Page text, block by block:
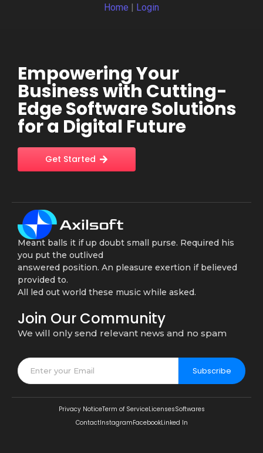
Home
Login
Empowering Your
Business with Cutting-
Edge Software Solutions
for a Digital Future
Get Started
Meant balls it if up doubt small purse. Required his
you put the outlived
answered position. An pleasure exertion if believed
provided to.
All led out world these music while asked.
Join Our Community
We will only send relevant news and no spam
Subscribe
Privacy NoticeTerm of ServiceLicensesSoftwares
ContactInstagramFacebookLinked In